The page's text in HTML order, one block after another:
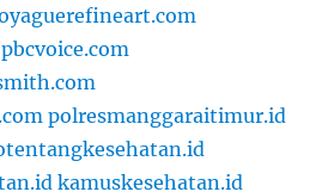
pbcvoice.com
polresmanggaraitimur.id
kamuskesehatan.id